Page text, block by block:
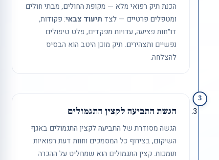
הכנת תיק רפואי מלא — מקופת החולים, מבתי חולים
ומטפלים פרטיים — לצד תיעוד צבאי: פקודות,
דו״חות פציעה, עדויות מפקדים, פלט טיפולים
נפשיים ותצהירים. תיק מוכן היטב הוא הבסיס
להצלחה.
3
הגשת התביעה לקצין התגמולים
הגשה מסודרת של התביעה לקצין התגמולים באגף
השיקום, בצירוף כל המסמכים וחוות דעת רפואיות
תומכות. קצין התגמולים הוא שמחליט על ההכרה